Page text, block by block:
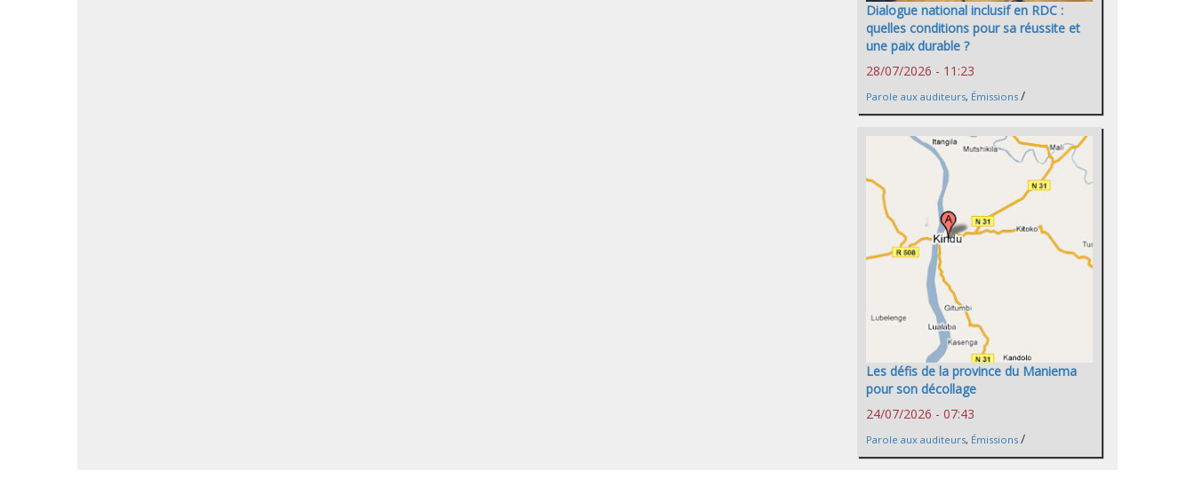
Dialogue national inclusif en RDC :
quelles conditions pour sa réussite et
une paix durable ?
28/07/2026 - 11:23
Parole aux auditeurs, Émissions /
Les défis de la province du Maniema
pour son décollage
24/07/2026 - 07:43
Parole aux auditeurs, Émissions /